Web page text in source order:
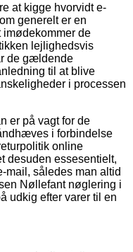
at kigge hvorvidt e-
generelt er en
imødekommer de
lejlighedsvis
de gældende
til at blive
i processen
er på vagt for de
i forbindelse
online
desuden essesentielt,
mail, således man altid
Nøllefant nøglering i
udkig efter varer til en